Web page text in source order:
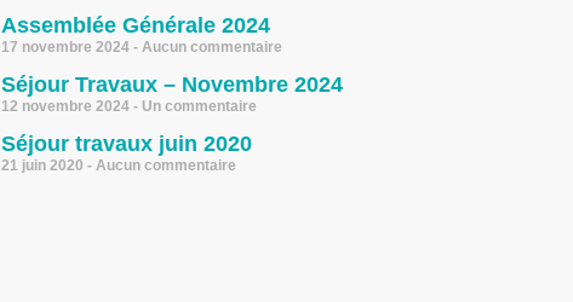
Assemblée Générale 2024
17 novembre 2024 Aucun commentaire
Séjour Travaux – Novembre 2024
12 novembre 2024 Un commentaire
Séjour travaux juin 2020
21 juin 2020 Aucun commentaire